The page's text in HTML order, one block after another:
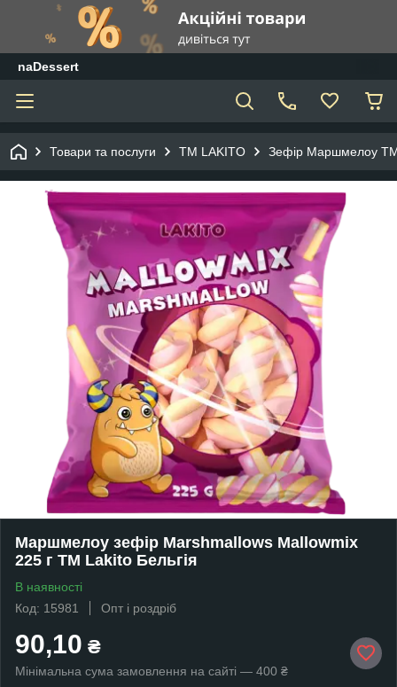
naDessert
Товари та послуги ТМ LAKITO Зефір Маршмелоу
Маршмелоу зефір Marshmallows Mallowmix
225 г TM Lakito Бельгія
В наявності
Код: 15981
Опт і роздріб
90,10 ₴
Мінімальна сума замовлення на сайті — 400 ₴